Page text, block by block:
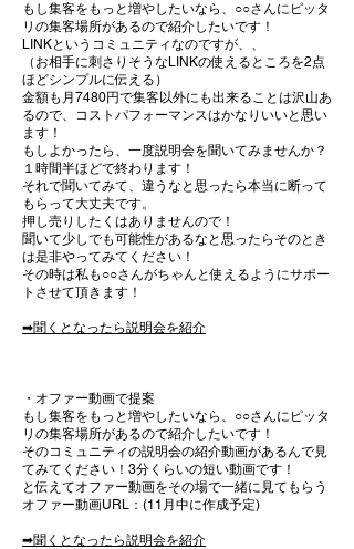
もし集客をもっと増やしたいなら、 ○○さんにピッタ
リの集客場所があるので紹介したいです！
LINKというコミュニティなのですが、​、​
（お相手に刺さりそうなLINKの使えるところを2点
ほどシンプルに伝える）​
金額も月7480円で集客以外にも出来ることは沢山あ
るので、コストパフォーマンスはかなりいいと思い
ます！
もしよかったら、一度説明会を聞いてみませんか？
１時間半ほどで終わります！​
それで聞いてみて、違うなと思ったら本当に断って
もらって大丈夫です。
押し売りしたくはありませんので！
聞いて少しでも可能性があるなと思ったらそのとき
は是非やってみてください！
その時は私も○○さんがちゃんと使えるようにサポー
トさせて頂きます！
➡聞くとなったら説明会を紹介
・オファー動画で提案
もし集客をもっと増やしたいなら、 ○○さんにピッタ
リの集客場所があるので紹介したいです！
そのコミュニティの説明会の紹介動画があるんで見
てみてください！3分くらいの短い動画です！
と伝えてオファー動画をその場で一緒に見てもらう​
​オファー動画URL：(11月中に作成予定)
​➡聞くとなったら説明会を紹介